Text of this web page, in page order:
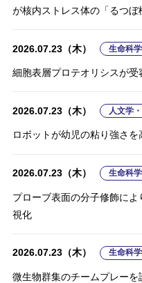
が核内ストレス体の「るつぼ
2026.07.23（木） 生命科
細胞表層プロテオリシスが
2026.07.23（木） 人文学
ロボットが幼児の粘り強さ
2026.07.23（木） 生命科
プローブ表面の分子修飾に
視化
2026.07.23（木） 生命科
微生物群集のチームプレー
宇宙環境に強い新しい保護膜
半導体ナノ粒子CuGaS₂の新
＼機能で物質を選びとる！／
力で選ぶことに成功
蛍石型強誘電体の分極反転に
直接観察
が核内ストレス体の「るつぼ
2026.07.23（木） 生命科
細胞表層プロテオリシスが
2026.07.23（木） 生命科
プローブ表面の分子修飾によ
2026.07.23（木） 生命科
微生物群集のチームプレーを
2026.07.23（木） 生命科
前頭前野外側部の中部〜後部
２つの架橋により強粘着と易
量子物質に新たな境界線
＼冷やしても電子のスピンは
よって電子のスピンが 低い
結晶中トリウム229原子核ア
進
「適合するドナーは限られて
供調整が進む
2026.04.06（月） 人文学
＼心理療法の学びをもっと深
2026.02.16（月） 人文学
感染経験が「気づかぬ感染」
2026.01.14（水） 人文学
世界8カ国調査で明らかにな
＼客観的にガラガラ声を評価
自動的に定量化する音響モデ
2025.03.07（金） その
絶縁膜と炭化ケイ素（SiC）
2024.11.06（水）
＼100ナノメートル以上の距
2024.10.21（月） その他